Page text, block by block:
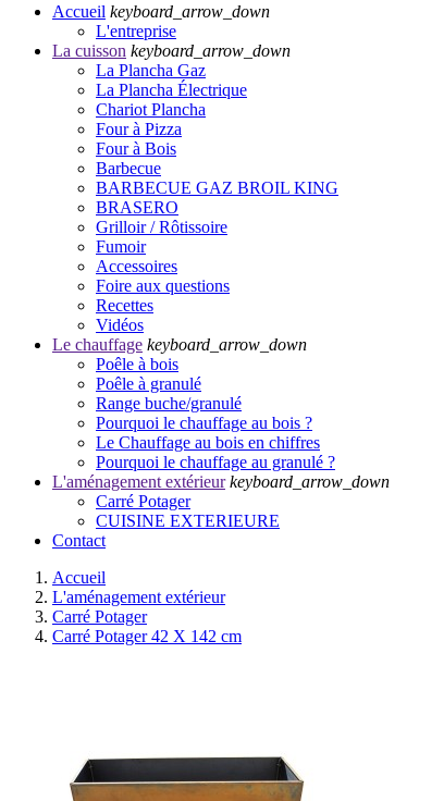
Accueil keyboard_arrow_down
L'entreprise
La cuisson keyboard_arrow_down
La Plancha Gaz
La Plancha Électrique
Chariot Plancha
Four à Pizza
Four à Bois
Barbecue
BARBECUE GAZ BROIL KING
BRASERO
Grilloir / Rôtissoire
Fumoir
Accessoires
Foire aux questions
Recettes
Vidéos
Le chauffage keyboard_arrow_down
Poêle à bois
Poêle à granulé
Range buche/granulé
Pourquoi le chauffage au bois ?
Le Chauffage au bois en chiffres
Pourquoi le chauffage au granulé ?
L'aménagement extérieur keyboard_arrow_down
Carré Potager
CUISINE EXTERIEURE
Contact
Accueil
L'aménagement extérieur
Carré Potager
Carré Potager 42 X 142 cm